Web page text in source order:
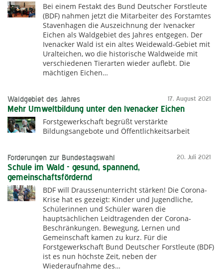
Bei einem Festakt des Bund Deutscher Forstleute
(BDF) nahmen jetzt die Mitarbeiter des Forstamtes
Stavenhagen die Auszeichnung der Ivenacker
Eichen als Waldgebiet des Jahres entgegen. Der
Ivenacker Wald ist ein altes Weidewald-Gebiet mit
Uralteichen, wo die historische Waldweide mit
verschiedenen Tierarten wieder auflebt. Die
mächtigen Eichen…
17. August 2021
Waldgebiet des Jahres
Mehr Umweltbildung unter den Ivenacker Eichen
Forstgewerkschaft begrüßt verstärkte
Bildungsangebote und Öffentlichkeitsarbeit
20. Juli 2021
Forderungen zur Bundestagswahl
Schule im Wald - gesund, spannend,
gemeinschaftsfördernd
BDF will Draussenunterricht stärken! Die Corona-
Krise hat es gezeigt: Kinder und Jugendliche,
Schülerinnen und Schüler waren die
hauptsächlichen Leidtragenden der Corona-
Beschränkungen. Bewegung, Lernen und
Gemeinschaft kamen zu kurz. Für die
Forstgewerkschaft Bund Deutscher Forstleute (BDF)
ist es nun höchste Zeit, neben der
Wiederaufnahme des…